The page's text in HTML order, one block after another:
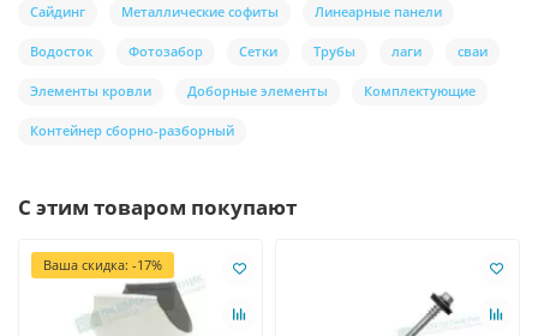
Сайдинг Металлические софиты Линеарные панели
Водосток Фотозабор Сетки Трубы лаги сваи
Элементы кровли Доборные элементы Комплектующие
Контейнер сборно-разборный
С этим товаром покупают
Ваша скидка: -17%